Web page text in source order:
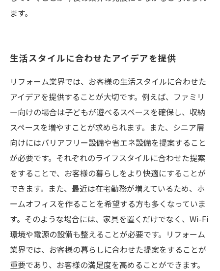
ます。
生活スタイルに合わせたアイデアを提供
リフォーム業界では、お客様の生活スタイルに合わせた
アイデアを提供することが大切です。例えば、ファミリ
ー向けの場合は子どもが遊べるスペースを確保し、収納
スペースを増やすことが求められます。また、シニア層
向けにはバリアフリー設備や省エネ設備を提案すること
が必要です。それぞれのライフスタイルに合わせた提案
をすることで、お客様の暮らしをより快適にすることが
できます。また、最近は在宅勤務が増えているため、ホ
ームオフィスを作ることを希望する方も多くなっていま
す。そのような場合には、家具を置くだけでなく、Wi-Fi
環境や電源の設備も整えることが必要です。リフォーム
業界では、お客様の暮らしに合わせた提案をすることが
重要であり、お客様の満足度を高めることができます。